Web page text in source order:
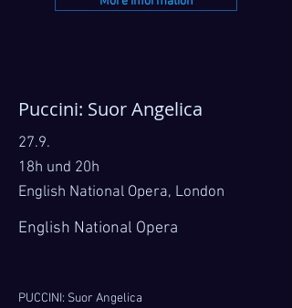
Puccini: Suor Angelica
27.9.
18h und 20h
English National Opera, London
PUCCINI: Suor Angelica
English National Opera